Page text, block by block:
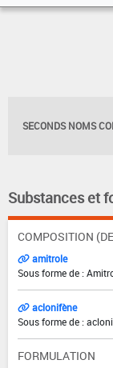
SECONDS NOMS
Substances et
COMPOSITION
amitrole
Sous forme de :
aclonifène
Sous forme de :
FORMULATION